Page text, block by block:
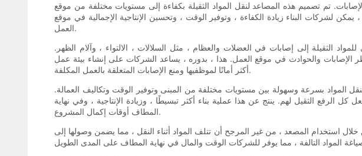
تم تصميم هذه المصاعد لنقل المواد الثقيلة بكفاءة إلى مستويات مختلفة من موقع
لشركات البناء زيادة الكفاءة ، وتوفير الوقت ، وتحسين الإنتاجية الإجمالية في موقع
العمل.
الثقيلة إلى إصابات في العضلات والعظام ، مثل السلالات ، الالتواء ، وآلام الظهر.
الإصابات والحوادث في موقع العمل. هذا ، بدوره ، يساعد الشركات على إنشاء بيئة عمل
أكثر أمانًا لموظفيها ومنع الإصابات المتعلقة بالعمل المكلفة.
المواد بسرعة وسهولة بين مستويات مختلفة من المبنى وتوفير الوقت وتكاليف العمالة.
الثقيل لهم. ينتج عن هذا عملية بناء أكثر تبسيطًا ، وزيادة الإنتاجية ، وفي نهاية
المطاف أوقات إكمال المشروع.
استخدام المصعد ، من غير المرجح أن تتلف المواد أثناء النقل ، مما يضمن وصولها إلى